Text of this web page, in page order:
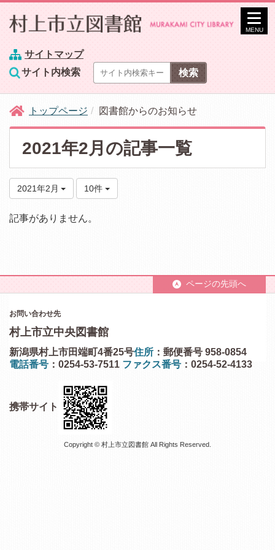
サイトマップ
サイト内検索
MENU
トップページ 図書館からのお知らせ
2021年2月の記事一覧
2021年2月 10件
記事がありません。
ページの先頭へ
お問い合わせ先
村上市立中央図書館
住所 ：郵便番号 958-0854
新潟県村上市田端町4番25号
電話番号 ：0254-53-7511 ファクス番号 ：0254-52-4133
携帯サイト
Copyright © 村上市立図書館 All Rights Reserved.